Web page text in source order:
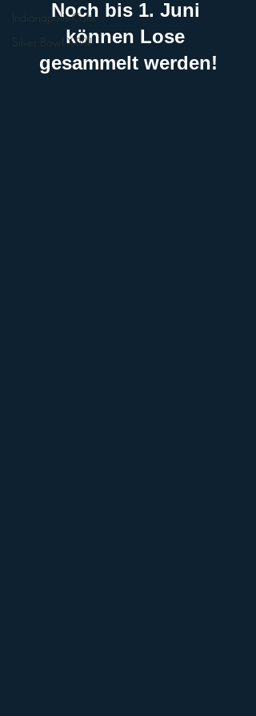
Indianapolis Colts
Silver Bowl XXVIII
Noch bis 1. Juni
können Lose
gesammelt werden!